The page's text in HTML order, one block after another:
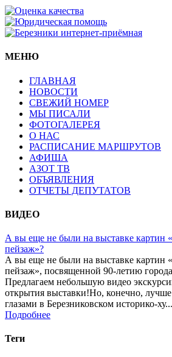
МЕНЮ
ГЛАВНАЯ
НОВОСТИ
СВЕЖИЙ НОМЕР
МЫ ПИСАЛИ
ФОТОГАЛЕРЕЯ
О НАС
РАСПИСАНИЕ МАРШРУТОВ
АФИША
АЗОТ ТВ
ОБЪЯВЛЕНИЯ
ОТЧЕТЫ ДЕПУТАТОВ
ВИДЕО
А вы еще не были на выставке картин
пейзаж»?
А вы еще не были на выставке картин
пейзаж», посвященной 90-летию
Предлагаем небольшую видео
открытия выставки!Но, конечно,
глазами в Березниковском историко-ху...
Подробнее
Теги